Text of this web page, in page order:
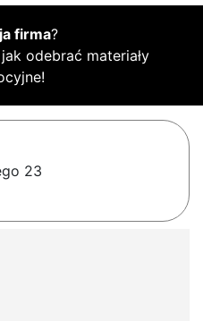
firma?
odebrać materiały
23